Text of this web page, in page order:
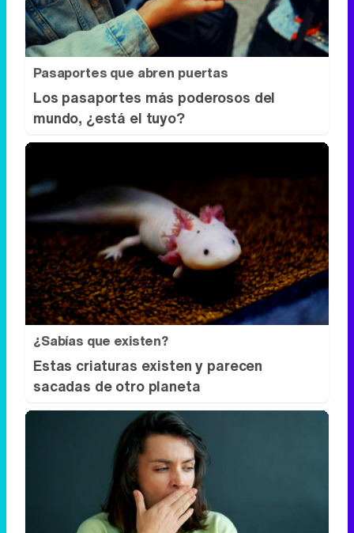
Un verdadero MMORPG de la vieja escuela
¡Cómo los de antes, pero mejor!
Pasaportes que abren puertas
Los pasaportes más poderosos del
mundo, ¿está el tuyo?
¿Sabías que existen?